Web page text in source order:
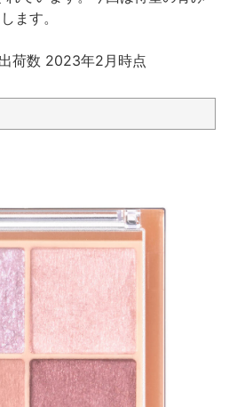
ます。
荷数 2023年2月時点